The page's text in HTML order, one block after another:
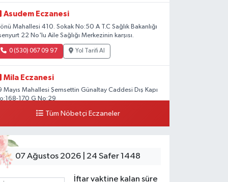
Asudem Eczanesi
Mahallesi 410. Sokak No:50 A T.C Sağlık Bakanlığı
22 No'lu Aile Sağlığı Merkezinin karşısı.
0 (530) 067 09 97 Yol Tarifi Al
Mila Eczanesi
Mayıs Mahallesi Şemsettin Günaltay Caddesi Dış Kapı
170 G No:29
0 (216) 514 23 73 Yol Tarifi Al
Kasımpaşa Eczanesi
Kahya Mahallesi Kasımpaşa Bostanı Sokak 18A
Ekipmanları Satan Dükkanların Olduğu Caddede
Tüm Nöbetçi Eczaneler
07 Ağustos 2026 | 24 Safer 1448
İftar vaktine kalan süre